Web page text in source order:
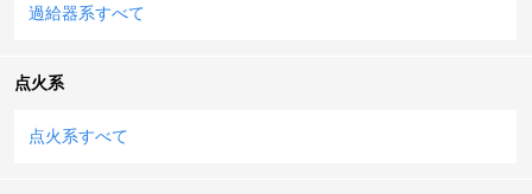
過給器系すべて
点火系
点火系すべて